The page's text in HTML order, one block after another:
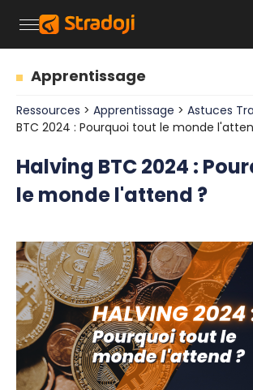
Apprentissage
Ressources > Apprentissage > Astuces
BTC 2024 : Pourquoi tout le monde
Halving BTC 2024 :
le monde l'attend ?